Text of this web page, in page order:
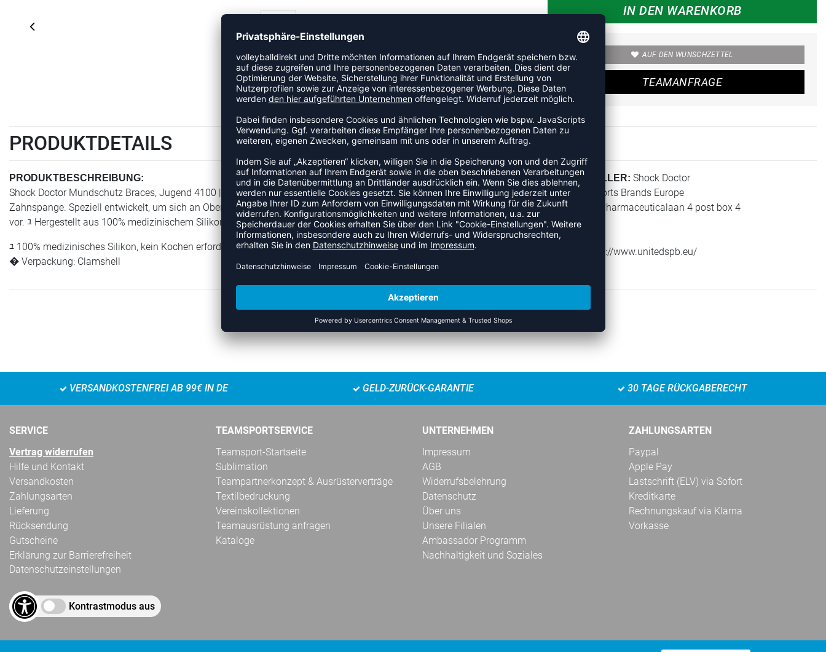
IN DEN WARENKORB
AUF DEN WUNSCHZETTEL
TEAMANFRAGE
PRODUKTDETAILS
PRODUKTBESCHREIBUNG:
Shock Doctor Mundschutz Braces, Jugend 4100 | Braces Der Braces Mundschutz bietet wichtigen Schutz für Athleten mit
Zahnspange. Speziell entwickelt, um sich an Oberkieferzahnspang anzupassen. Sitzt sofort perfekt und beugt Risswunden
vor. ﾕ Hergestellt aus 100% medizinischem Silikon. � Passt sich Ver�nderungen der Mundstruktur und der Z�hne an.
ﾕ 100% medizinisches Silikon, kein Kochen erforderlich ﾕ Sitzt sofort � Gr��e: Erwachsene (Alter 12+); Jugend (Alter 11-)
� Verpackung: Clamshell
HERSTELLER: Shock Doctor
United Sports Brands Europe
Janssen-Pharmaceuticalaan 4 post box 4
2440 Geel
Belgium
Web: https://www.unitedspb.eu/
ZULETZT ANGESEHEN
VERSANDKOSTENFREI AB 99€ IN DE GELD-ZURÜCK-GARANTIE 30 TAGE RÜCKGABERECHT
SERVICE
Vertrag widerrufen
Hilfe und Kontakt
Versandkosten
Zahlungsarten
Lieferung
Rücksendung
Gutscheine
Erklärung zur Barrierefreiheit
Datenschutzeinstellungen
Kontrastmodus aus
TEAMSPORTSERVICE
Teamsport-Startseite
Sublimation
Teampartnerkonzept & Ausrüsterverträge
Textilbedruckung
Vereinskollektionen
Teamausrüstung anfragen
Kataloge
UNTERNEHMEN
Impressum
AGB
Widerrufsbelehrung
Datenschutz
Über uns
Unsere Filialen
Ambassador Programm
Nachhaltigkeit und Soziales
ZAHLUNGSARTEN
Paypal
Apple Pay
Lastschrift (ELV) via Sofort
Kreditkarte
Rechnungskauf via Klarna
Vorkasse